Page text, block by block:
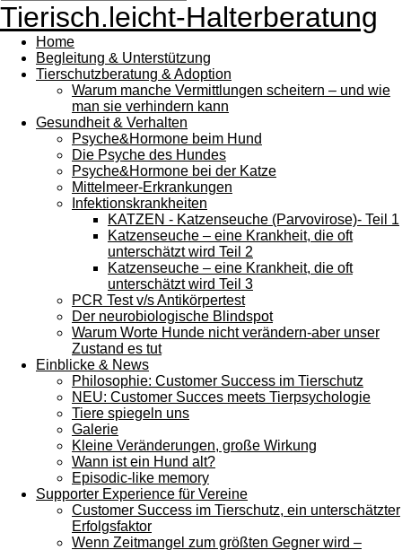
Tierisch.leicht-Halterberatung
Home
Begleitung & Unterstützung
Tierschutzberatung & Adoption
Warum manche Vermittlungen scheitern – und wie
man sie verhindern kann
Gesundheit & Verhalten
Psyche&Hormone beim Hund
Die Psyche des Hundes
Psyche&Hormone bei der Katze
Mittelmeer-Erkrankungen
Infektionskrankheiten
KATZEN - Katzenseuche (Parvovirose)- Teil 1
Katzenseuche – eine Krankheit, die oft
unterschätzt wird Teil 2
Katzenseuche – eine Krankheit, die oft
unterschätzt wird Teil 3
PCR Test v/s Antikörpertest
Der neurobiologische Blindspot
Warum Worte Hunde nicht verändern-aber unser
Zustand es tut
Einblicke & News
Philosophie: Customer Success im Tierschutz
NEU: Customer Succes meets Tierpsychologie
Tiere spiegeln uns
Galerie
Kleine Veränderungen, große Wirkung
Wann ist ein Hund alt?
Episodic-like memory
Supporter Experience für Vereine
Customer Success im Tierschutz, ein unterschätzter
Erfolgsfaktor
Wenn Zeitmangel zum größten Gegner wird –